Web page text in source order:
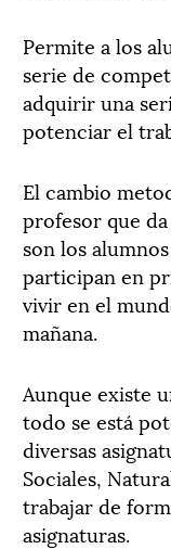
Permite a los
serie de
adquirir una
potenciar el
El cambio
profesor que
son los
participan en
vivir en el
mañana.
Aunque existe
todo se está
diversas
Sociales,
trabajar de
asignaturas.